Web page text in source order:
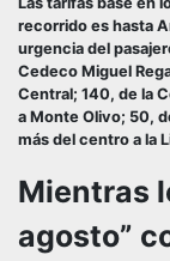
recorrido es hasta
urgencia del
Cedeco Miguel
Central; 140, de la
a Monte Olivo; 50,
más del centro a la
Mientras
agosto”